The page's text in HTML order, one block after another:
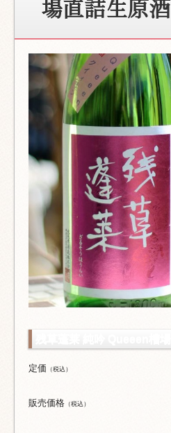
場直詰生原酒
定価 （税込）
販売価格 （税込）